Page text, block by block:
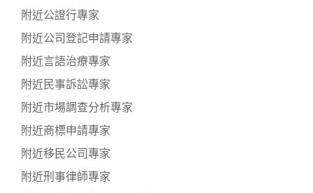
附近公證行專家
附近公司登記申請專家
附近言語治療專家
附近民事訴訟專家
附近市場調查分析專家
附近商標申請專家
附近移民公司專家
附近刑事律師專家